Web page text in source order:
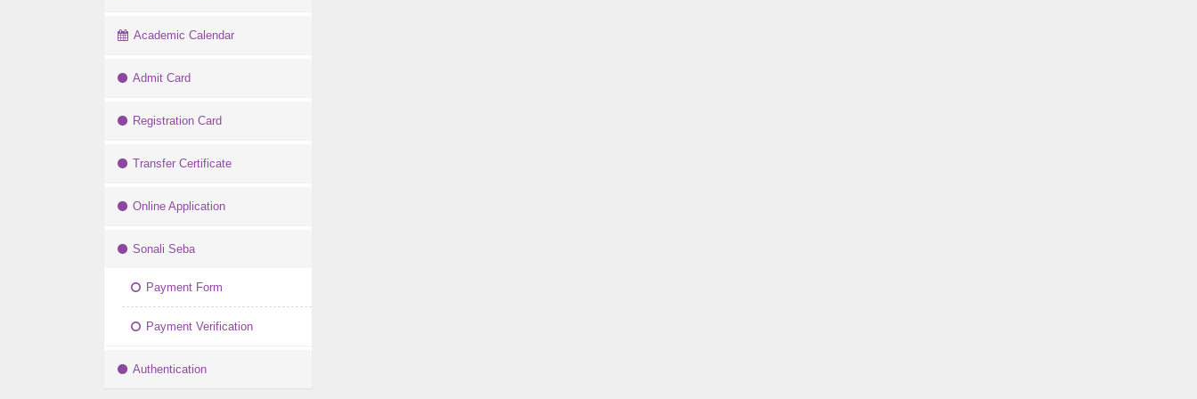
Academic Calendar
Admit Card
Registration Card
Transfer Certificate
Online Application
Sonali Seba
Payment Form
Payment Verification
Authentication